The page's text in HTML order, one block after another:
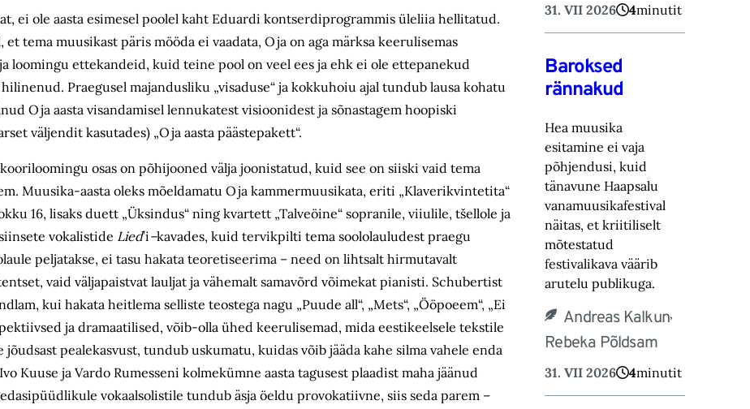
ei ole aasta esimesel poolel kaht Eduardi kontserdiprogrammis üleliia hellitatud.
tema muusikast päris mööda ei vaadata, Oja on aga märksa keerulisemas
loomingu ettekandeid, kuid teine pool on veel ees ja ehk ei ole ettepanekud
Praegusel majandusliku „visaduse“ ja kokkuhoiu ajal tundub lausa kohatu
Oja aasta visandamisel lennukatest visioonidest ja sõnastagem hoopiski
väljendit kasutades) „Oja aasta päästepakett“.
osas on põhijooned välja joonistatud, kuid see on siiski vaid tema
Muusika-aasta oleks mõeldamatu Oja kammermuusikata, eriti „Klaveri­kvintetita“
16, lisaks duett „Üksindus“ ning kvartett „Talveöine“ sopranile, viiulile, tšellole ja
vokalistide Lied’i–kavades, kuid tervikpilti tema soololauludest praegu
peljatakse, ei tasu hakata teoretiseerima – need on lihtsalt hirmutavalt
vaid väljapaistvat lauljat ja vähemalt samavõrd võimekat pianisti. Schubertist
kui hakata heitlema selliste teostega nagu „Puude all“, „Mets“, „Ööpoeem“, „Ei
ja dramaatilised, võib-olla ühed keerulisemad, mida eestikeelsele tekstile
pealekasvust, tundub uskumatu, kuidas võib jääda kahe silma vahele enda
Kuuse ja Vardo Rumesseni kolme­kümne aasta tagusest plaadist maha jäänud
vokaalsolistile tundub äsja öeldu provokatiivne, siis seda parem –
31. VII 2026 4minutit
Baroksed
rännakud
Hea muusika
esitamine ei vaja
põhjendusi, kuid
tänavune Haapsalu
vanamuusikafestival
näitas, et kriitiliselt
mõtestatud
festivalikava väärib
arutelu publikuga.
Andreas Kalkun,
Rebeka Põldsam
31. VII 2026 4minutit